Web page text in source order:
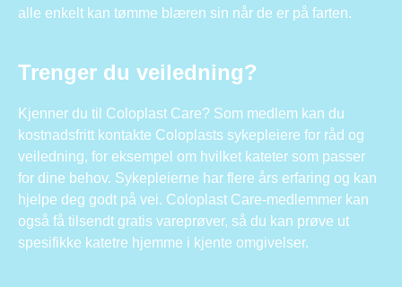
alle enkelt kan tømme blæren sin når de er på farten.
Trenger du veiledning?
Kjenner du til Coloplast Care? Som medlem kan du
kostnadsfritt kontakte Coloplasts sykepleiere for råd og
veiledning, for eksempel om hvilket kateter som passer
for dine behov. Sykepleierne har flere års erfaring og kan
hjelpe deg godt på vei. Coloplast Care-medlemmer kan
også få tilsendt gratis vareprøver, så du kan prøve ut
spesifikke katetre hjemme i kjente omgivelser.